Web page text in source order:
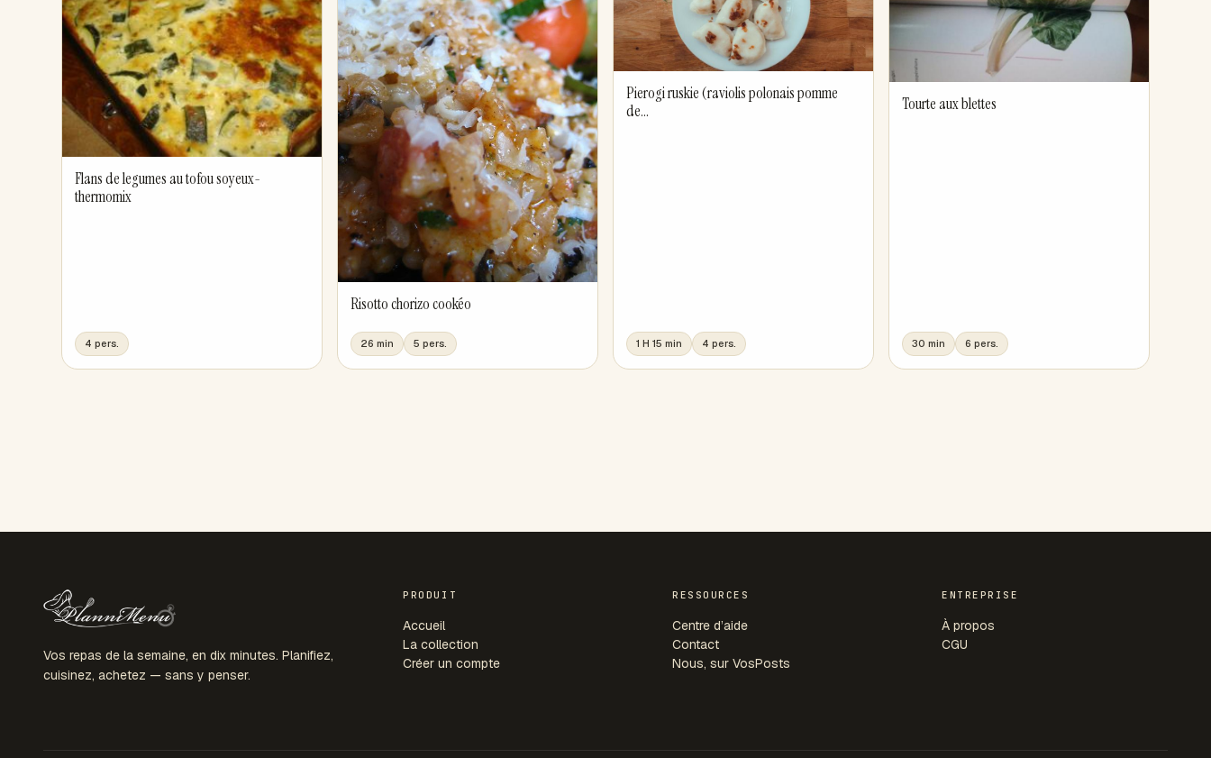
Flans de legumes au tofou soyeux-
thermomix
4 pers.
Risotto chorizo cookéo
26 min 5 pers.
Pierogi ruskie (raviolis polonais pomme
de...
1 H 15 min 4 pers.
Tourte aux blettes
30 min 6 pers.
Vos repas de la semaine, en dix minutes. Planifiez,
cuisinez, achetez — sans y penser.
PRODUIT
Accueil
La collection
Créer un compte
RESSOURCES
Centre d’aide
Contact
Nous, sur VosPosts
ENTREPRISE
À propos
CGU